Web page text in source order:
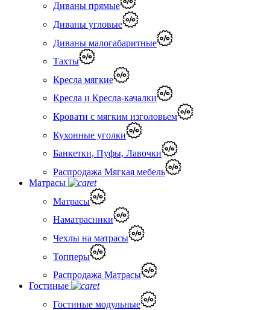
Диваны прямые
Диваны угловые
Диваны малогабаритные
Тахты
Кресла мягкие
Кресла и Кресла-качалки
Кровати с мягким изголовьем
Кухонные уголки
Банкетки, Пуфы, Лавочки
Распродажа Мягкая мебель
Матрасы
Матрасы
Наматрасники
Чехлы на матрасы
Топперы
Распродажа Матрасы
Гостиные
Гостиные модульные